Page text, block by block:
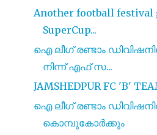
Another football festival
SuperCup...
ഐ ലീഗ് രണ്ടാം
നിന്ന് എഫ് സ...
JAMSHEDPUR FC 'B'
ഐ ലീഗ് രണ്ടാം
കൊമ്പുകോർക്കും